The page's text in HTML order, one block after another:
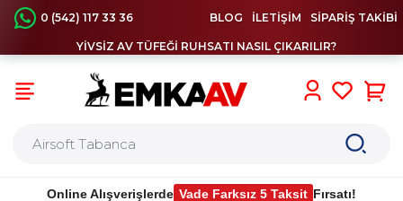
0 (542) 117 33 36 BLOG İLETİŞİM SİPARİŞ TAKİBİ
YİVSİZ AV TÜFEĞİ RUHSATI NASIL ÇIKARILIR?
Online Alışverişlerde Vade Farksız 5 Taksit Fırsatı!